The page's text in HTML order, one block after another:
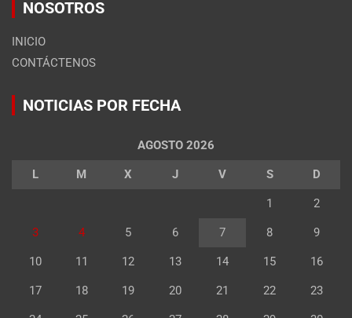
NOSOTROS
INICIO
CONTÁCTENOS
NOTICIAS POR FECHA
AGOSTO 2026
L M X J V S D
1 2
3 4 5 6 7 8 9
10 11 12 13 14 15 16
17 18 19 20 21 22 23